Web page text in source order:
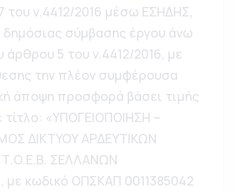
του ν.4412/2016 μέσω ΕΣΗΔΗΣ,
δημόσιας σύμβασης έργου άνω
άρθρου 5 του ν.4412/2016, με
την πλέον συμφέρουσα
άποψη προσφορά βάσει τιμής
τίτλο: «ΥΠΟΓΕΙΟΠΟΙΗΣΗ –
ΔΙΚΤΥΟΥ ΑΡΔΕΥΤΙΚΩΝ
ΣΕΛΛΑΝΩΝ
με κωδικό ΟΠΣΚΑΠ 0011385042